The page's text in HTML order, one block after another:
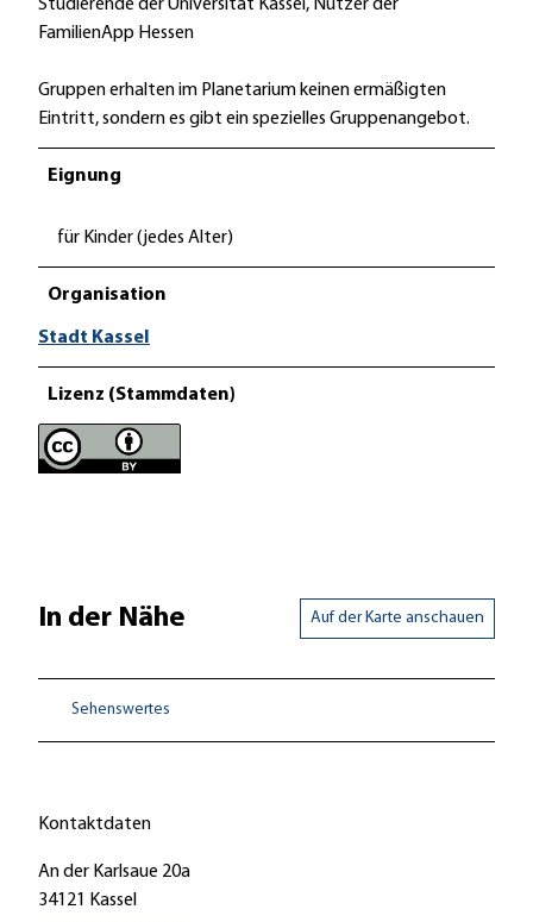
Studierende der Universität Kassel, Nutzer der
FamilienApp Hessen
Gruppen erhalten im Planetarium keinen ermäßigten
Eintritt, sondern es gibt ein spezielles Gruppenangebot.
Eignung
für Kinder (jedes Alter)
Organisation
Stadt Kassel
Lizenz (Stammdaten)
In der Nähe Auf der Karte anschauen
Sehenswertes
Kontaktdaten
An der Karlsaue 20a
34121
Kassel